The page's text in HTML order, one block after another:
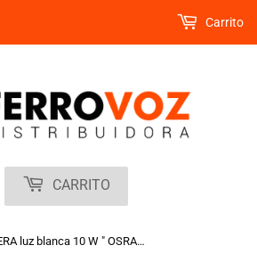
CARRITO
Carrito
FOCO LED PERA luz blanca 10 W " OSRAM "